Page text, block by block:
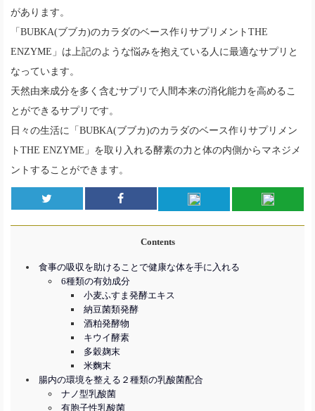
があります。
「BUBKA(ブブカ)のカラダのベース作りサプリメントTHE
ENZYME」は上記のような悩みを抱えている人に最適なサプリと
なっています。
天然由来成分を多く含むサプリで人間本来の消化能力を高めるこ
とができるサプリです。
日々の生活に「BUBKA(ブブカ)のカラダのベース作りサプリメン
トTHE ENZYME」を取り入れる酵素の力と体の内側からマネジメ
ントすることができます。
Contents
食事の吸収を助けることで健康な体を手に入れる
6種類の有効成分
小麦ふすま発酵エキス
納豆菌類発酵
酒粕発酵物
キウイ酵素
多穀麹末
米麴末
腸内の環境を整える２種類の乳酸菌配合
ナノ型乳酸菌
有胞子性乳酸菌